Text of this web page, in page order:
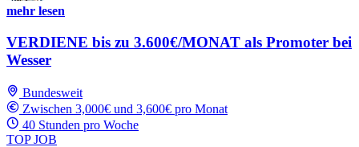
mehr lesen
VERDIENE bis zu 3.600€/MONAT als Promoter bei
Wesser
Bundesweit
Zwischen 3,000€ und 3,600€ pro Monat
40 Stunden pro Woche
TOP JOB